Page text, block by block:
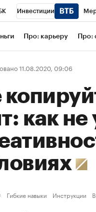
Инвестиции
РБК РБК Образование
валюты
Про: карьеру Про:
11.08.2020, 09:06
как не
Гибкие навыки Инструкции